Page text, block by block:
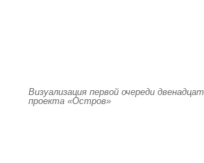
Визуализация первой очереди
проекта «Остров»